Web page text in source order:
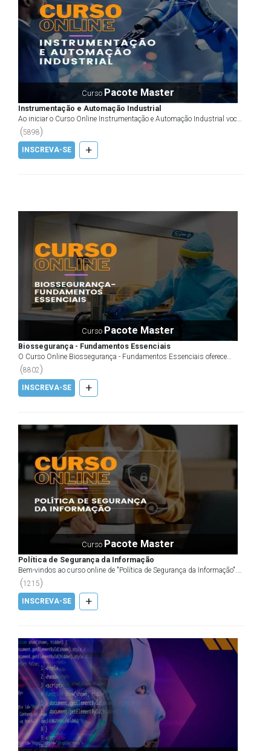
Curso Pacote Master
Instrumentação e Automação Industrial
Ao iniciar o Curso Online Instrumentação e Automação Industrial você
está dando o primeiro passo em direção a uma c...
(5898)
INSCREVA-SE +
Curso Pacote Master
Biossegurança - Fundamentos Essenciais
O Curso Online Biossegurança - Fundamentos Essenciais oferece
embasamento teórico e prático para o profissional e e...
(8802)
INSCREVA-SE +
Curso Pacote Master
Política de Segurança da Informação
Bem-vindos ao curso online de "Política de Segurança da Informação".
Este curso foi cuidadosamente elaborado para f...
(1215)
INSCREVA-SE +